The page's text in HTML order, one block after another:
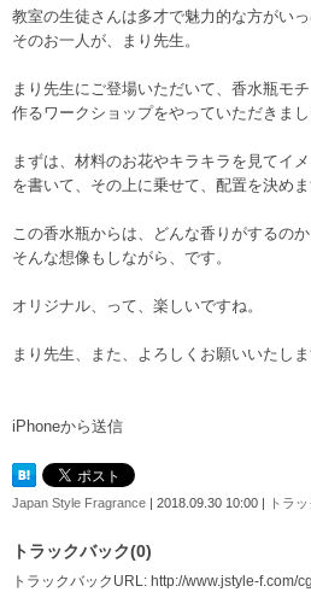
教室の生徒さんは多才で魅力的な方がいっ
そのお一人が、まり先生。
まり先生にご登場いただいて、香水瓶モ
作るワークショップをやっていただきまし
まずは、材料のお花やキラキラを見てイ
を書いて、その上に乗せて、配置を決めま
この香水瓶からは、どんな香りがするのか
そんな想像もしながら、です。
オリジナル、って、楽しいですね。
まり先生、また、よろしくお願いいたしま
iPhoneから送信
Japan Style Fragrance | 2018.09.30 10:00 | トラ
トラックバック(0)
トラックバックURL: http://www.jstyle-f.com/